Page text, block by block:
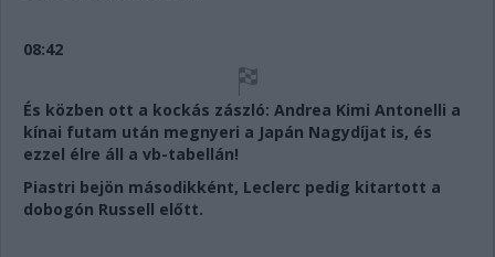
08:42
És közben ott a kockás zászló: Andrea Kimi Antonelli a
kínai futam után megnyeri a Japán Nagydíjat is, és
ezzel élre áll a vb-tabellán!
Piastri bejön másodikként, Leclerc pedig kitartott a
dobogón Russell előtt.